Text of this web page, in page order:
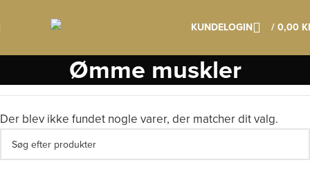
KUNDELOGIN / 0,00
Ømme muskler
Der blev ikke fundet nogle varer, der matcher dit valg.